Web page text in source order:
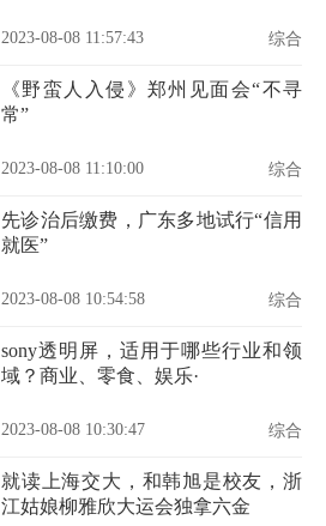
2023-08-08 11:57:43 综合
《野蛮人入侵》郑州见面会“不寻
常”
2023-08-08 11:10:00 综合
先诊治后缴费，广东多地试行“信用
就医”
2023-08-08 10:54:58 综合
sony透明屏，适用于哪些行业和领
域？商业、零食、娱乐·
2023-08-08 10:30:47 综合
就读上海交大，和韩旭是校友，浙
江姑娘柳雅欣大运会独拿六金